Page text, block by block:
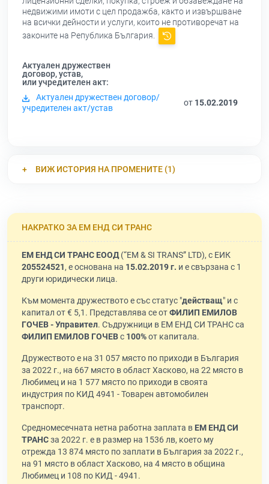
недвижими имоти с цел продажба, както и извършване
на всички дейности и услуги, които не противоречат на
законите на Република България.
Актуален дружествен
договор, устав,
или учредителен акт:
Актуален дружествен договор/
учредителен акт/устав
от 15.02.2019
ВИЖ ИСТОРИЯ НА ПРОМЕНИТЕ (1)
НАКРАТКО ЗА ЕМ ЕНД СИ ТРАНС
ЕМ ЕНД СИ ТРАНС ЕООД(“EM & SI TRANS” LTD), с ЕИК
205524521, е основана на 15.02.2019 г. и е свързана с 1
други юридически лица.
Към момента дружеството е със статус "действащ" и с
капитал от € 5,1. Представлява се отФИЛИП ЕМИЛОВ
ГОЧЕВ - Управител. Съдружници в ЕМ ЕНД СИ ТРАНС са
ФИЛИП ЕМИЛОВ ГОЧЕВс 100%от капитала.
Дружеството е на 31 057 място по приходи в България
за 2022 г., на 667 място в област Хасково, на 22 място в
Любимец и на 1 577 място по приходи в своята
индустрия по КИД 4941 - Товарен автомобилен
транспорт.
Средномесечната нетна работна заплата в ЕМ ЕНД СИ
ТРАНСза 2022 г. е в размер на 1536 лв, което му
отрежда 13 874 място по заплати в България за 2022 г.,
на 91 място в област Хасково, на 4 място в община
Любимец и 108 по КИД - 4941.